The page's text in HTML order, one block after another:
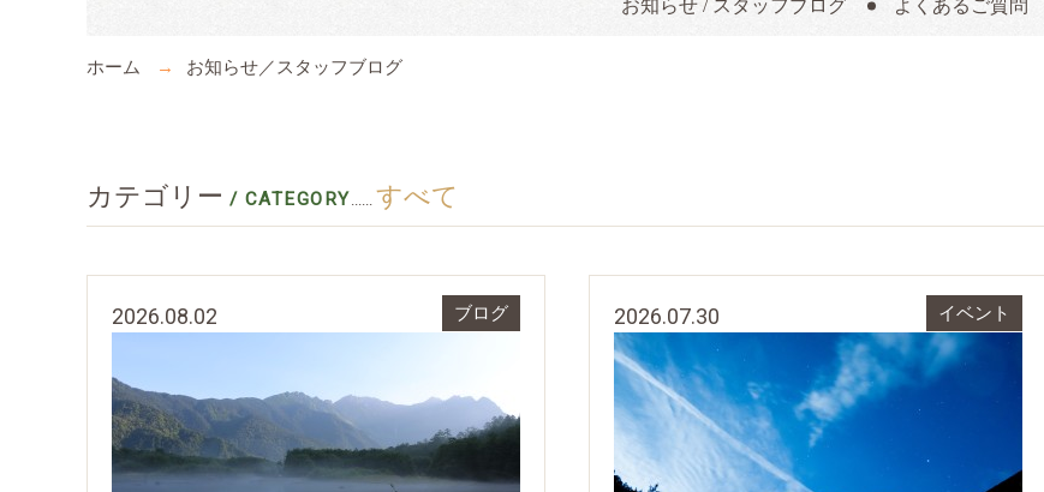
お知らせ / スタッフブログ よくあるご質問
ホーム お知らせ／スタッフブログ
カテゴリー / CATEGORY...... すべて
2026.08.02 ブログ 2026.07.30 イベント